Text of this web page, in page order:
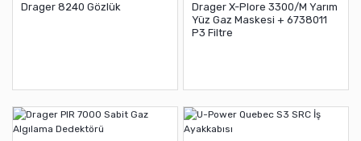
Drager 8240 Gözlük
Drager X-Plore 3300/M Yarım
Yüz Gaz Maskesi + 6738011
P3 Filtre